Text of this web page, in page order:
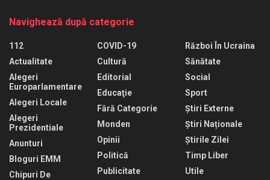
Navighează după categorie
112
Actualitate
Alegeri
Europarlamentare
Alegeri Locale
Alegeri
Prezidentiale
Anunturi
Bloguri EMM
Chipuri De
COVID-19
Cultură
Editorial
Educaţie
Fără Categorie
Monden
Opinii
Politică
Publicitate
Război În Ucraina
Sănătate
Social
Sport
Știri Externe
Știri Naționale
Știrile Zilei
Timp Liber
Utile